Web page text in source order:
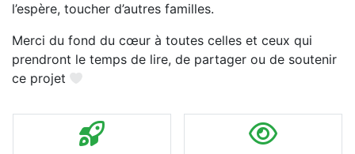
l’espère, toucher d’autres familles.
Merci du fond du cœur à toutes celles et ceux qui
prendront le temps de lire, de partager ou de soutenir
ce projet